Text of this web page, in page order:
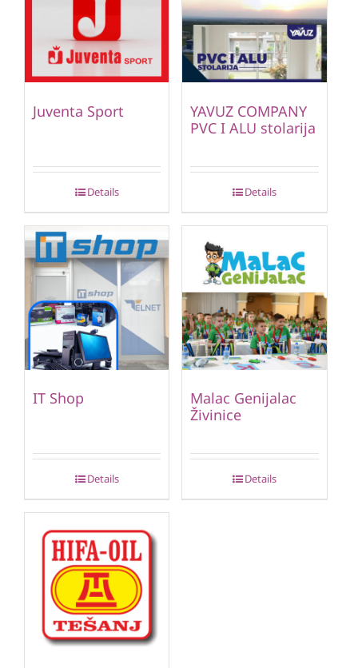
Juventa Sport
Details
YAVUZ COMPANY
PVC I ALU stolarija
Details
IT Shop
Details
Malac Genijalac
Živinice
Details